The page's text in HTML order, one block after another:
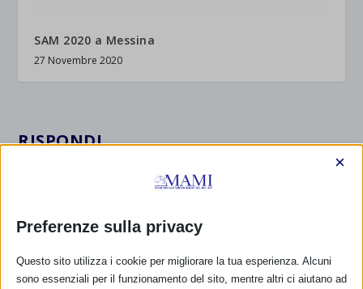
SAM 2020 a Messina
27 Novembre 2020
RISPONDI
Preferenze sulla privacy
×
Questo sito utilizza i cookie per migliorare la tua esperienza. Alcuni
sono essenziali per il funzionamento del sito, mentre altri ci aiutano ad